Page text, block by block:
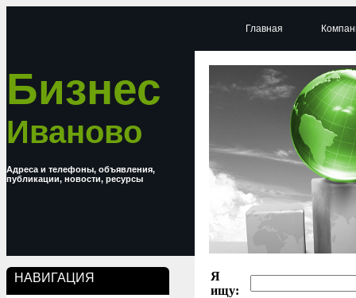
Бизнес
Иваново
Адреса и телефоны, объявления,
публикации, новости, ресурсы
НАВИГАЦИЯ
Главная
Я
ищу: